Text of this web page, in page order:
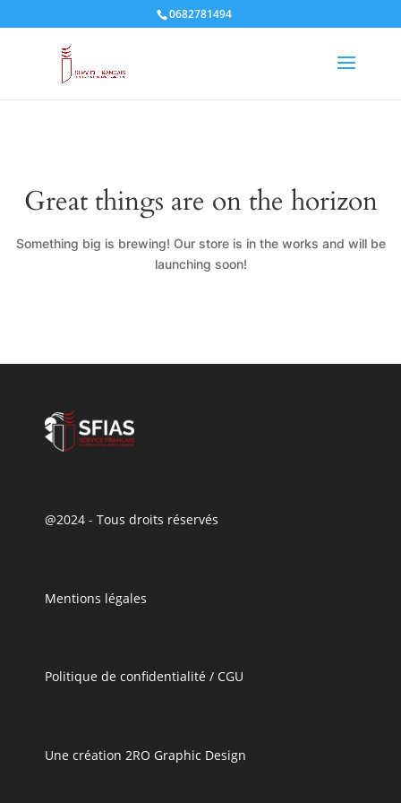
0682781494
Great things are on the horizon
Something big is brewing! Our store is in the works and will be
launching soon!
@2024 - Tous droits réservés
Mentions légales
Politique de confidentialité / CGU
Une création 2RO Graphic Design